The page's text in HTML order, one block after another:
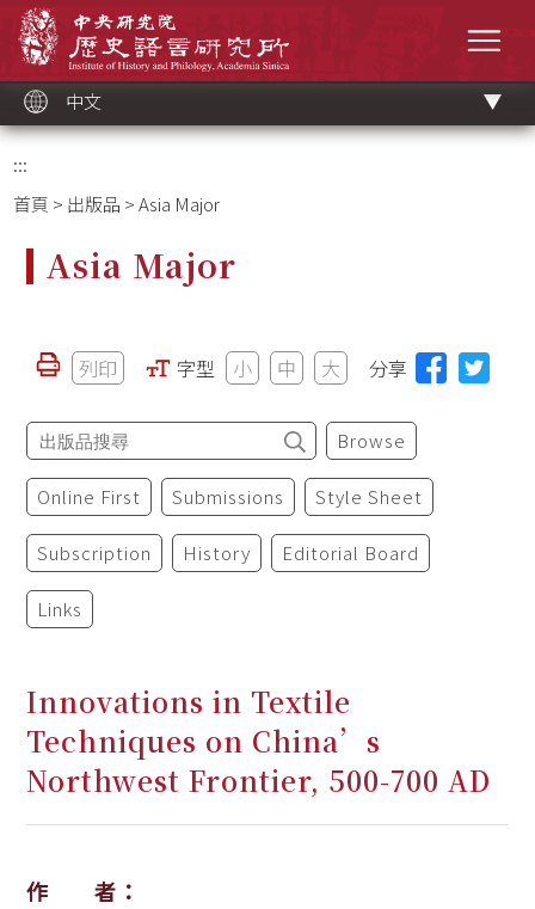
中文
:::
首頁 > 出版品 > Asia Major
Asia Major
列印 字型 小 中 大 分享
Browse
Online First Submissions Style Sheet
Subscription History Editorial Board
Links
Innovations in Textile
Techniques on China’s
Northwest Frontier, 500-700 AD
作 者：